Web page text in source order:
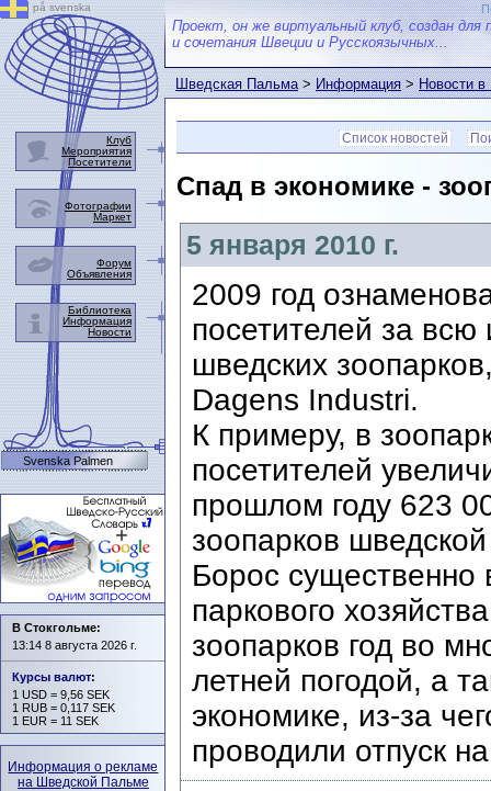
Проект, он же виртуальный клуб, создан для
и сочетания Швеции и Русскоязычных...
Шведская Пальма>Информация>Новости
Список новостей
Спад в экономике -
5 января 2010 г.
2009 год
посетителей за
шведских
Dagens Industri.
К примеру, в
посетителей
прошлом году 623
зоопарков
Борос существенно
паркового
зоопарков год во
летней погодой, а
экономике, из-за
проводили отпуск
på svenska
Клуб
Мероприятия
Посетители
Фотографии
Маркет
Форум
Объявления
Библиотека
Информация
Новости
Svenska Palmen
В Стокгольме:
13:14 8 августа 2026 г.
Курсы валют:
1 USD = 9,56 SEK
1 RUB = 0,117 SEK
1 EUR = 11 SEK
Информация о рекламе
на Шведской Пальме